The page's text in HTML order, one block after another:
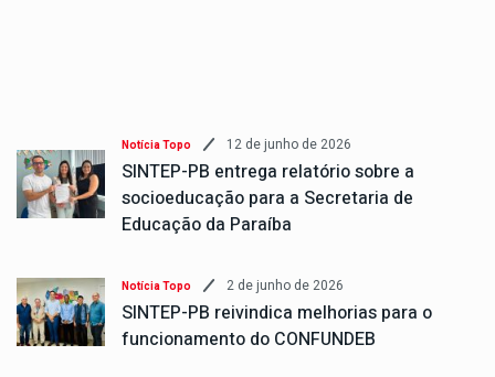
Notícia Topo 12 de junho de 2026
SINTEP-PB entrega relatório sobre a
socioeducação para a Secretaria de
Educação da Paraíba
Notícia Topo 2 de junho de 2026
SINTEP-PB reivindica melhorias para o
funcionamento do CONFUNDEB